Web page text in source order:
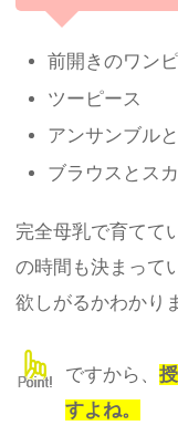
前開きのワン
ツーピース
アンサンブル
ブラウスとス
完全母乳で育てて
の時間も決まって
欲しがるかわかり
ですから、
すよね。